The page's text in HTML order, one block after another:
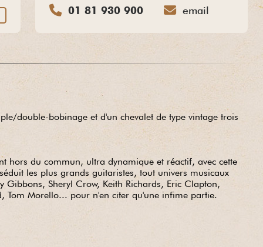
01 81 930 900 email
double-bobinage et d'un chevalet de type vintage trois
hors du commun, ultra dynamique et réactif, avec cette
les plus grands guitaristes, tout univers musicaux
Gibbons, Sheryl Crow, Keith Richards, Eric Clapton,
Tom Morello... pour n'en citer qu'une infime partie.